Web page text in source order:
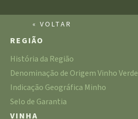
« VOLTAR
REGIÃO
História da Região
Denominação de Origem Vinho Verde
Indicação Geográfica Minho
Selo de Garantia
VINHA